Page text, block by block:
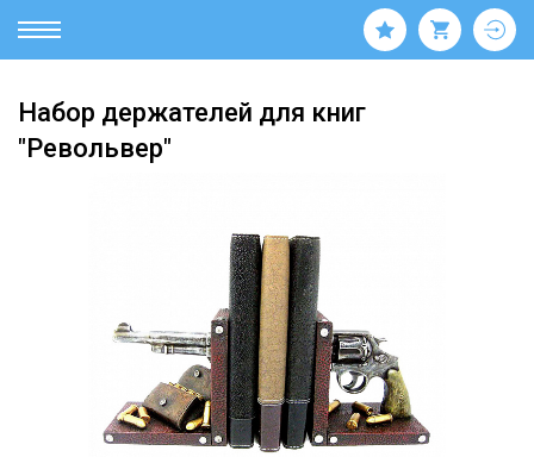
Набор держателей для книг
"Револьвер"